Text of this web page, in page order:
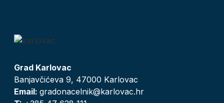
Grad Karlovac
Banjavčićeva 9, 47000 Karlovac
Email: gradonacelnik@karlovac.hr